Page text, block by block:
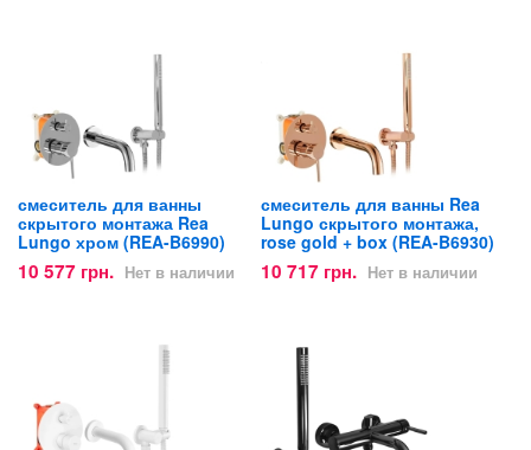
смеситель для ванны
скрытого монтажа Rea
Lungo хром (REA-B6990)
10 577 грн. Нет в наличии
смеситель для ванны Rea
Lungo скрытого монтажа,
rose gold + box (REA-B6930)
10 717 грн. Нет в наличии